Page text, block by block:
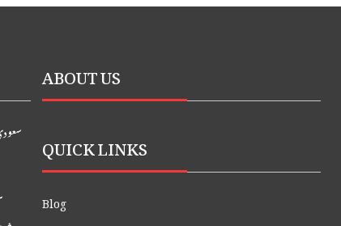
ABOUT US
QUICK LINKS
Blog